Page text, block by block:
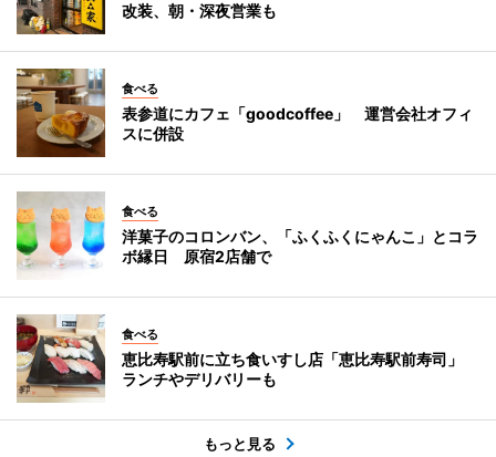
改装、朝・深夜営業も
食べる
表参道にカフェ「goodcoffee」 運営会社オフィ
スに併設
食べる
洋菓子のコロンバン、「ふくふくにゃんこ」とコラ
ボ縁日 原宿2店舗で
食べる
恵比寿駅前に立ち食いすし店「恵比寿駅前寿司」
ランチやデリバリーも
もっと見る